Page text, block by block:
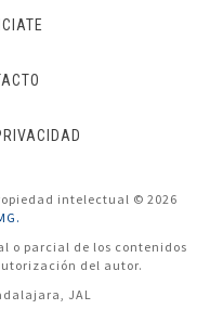
intelectual © 2026
o parcial de los contenidos
del autor.
JAL